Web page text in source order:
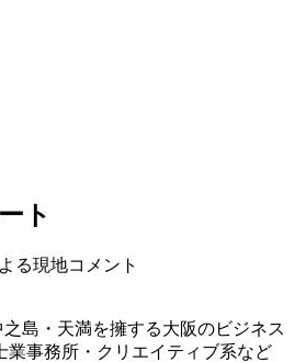
ト
る現地コメント
島・天満を擁する大阪のビジネス
業事務所・クリエイティブ系など